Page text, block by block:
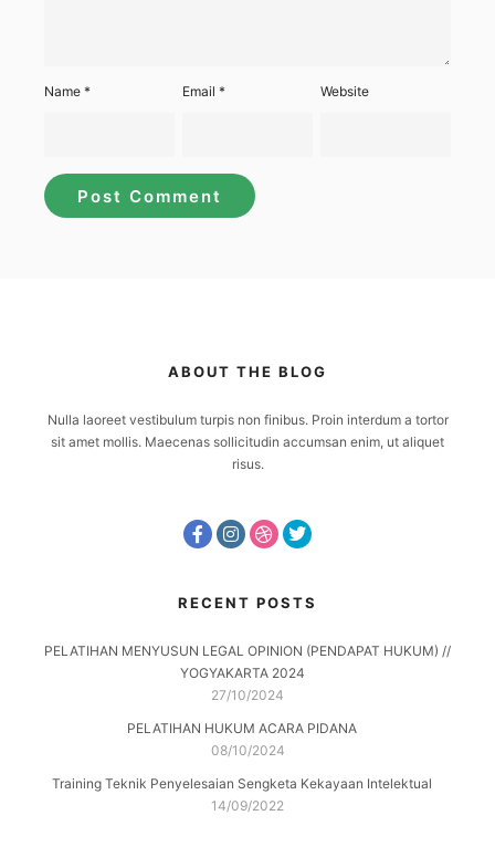
Name * Email* Website
ABOUT THE BLOG
Nulla laoreet vestibulum turpis non finibus. Proin interdum a tortor
sit amet mollis. Maecenas sollicitudin accumsan enim, ut aliquet
risus.
RECENT POSTS
PELATIHAN MENYUSUN LEGAL OPINION (PENDAPAT HUKUM) //
YOGYAKARTA 2024
27/10/2024
PELATIHAN HUKUM ACARA PIDANA
08/10/2024
Training Teknik Penyelesaian Sengketa Kekayaan Intelektual
14/09/2022